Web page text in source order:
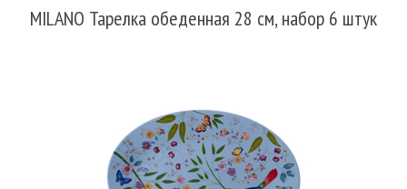
MILANO Тарелка обеденная 28 см, набор 6 штук